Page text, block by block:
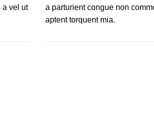
a vel ut
a parturient congue non
aptent torquent mia.